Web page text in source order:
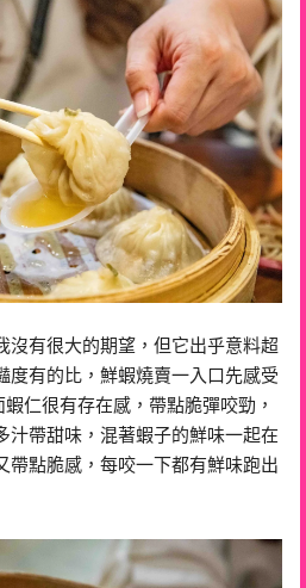
沒有很大的期望，但它出乎意料超
度有的比，鮮蝦燒賣一入口先感受
仁很有存在感，帶點脆彈咬勁，
汁帶甜味，混著蝦子的鮮味一起在
帶點脆感，每咬一下都有鮮味跑出